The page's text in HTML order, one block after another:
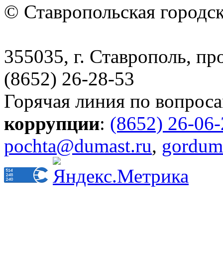
© Ставропольская
355035, г. Ставрополь,
(8652) 26-28-53
Горячая линия по
коррупции: (8652) 26-
pochta@dumast.ru,